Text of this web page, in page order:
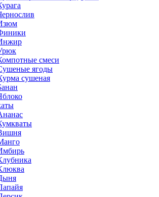
смеси
ягоды
сушеная